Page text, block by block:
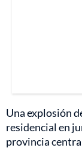
Una explosión
residencial en
provincia